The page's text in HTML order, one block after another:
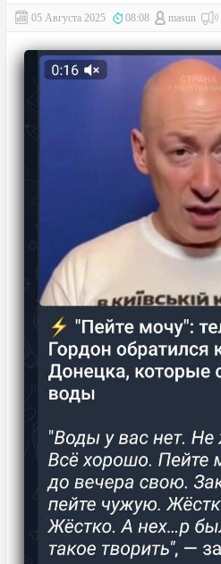
05 Августа 2025 08:08 masun